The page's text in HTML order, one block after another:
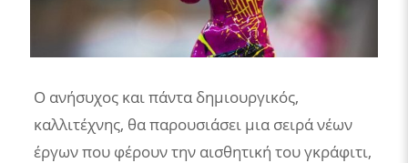
Ο ανήσυχος και πάντα δημιουργικός,
καλλιτέχνης, θα παρουσιάσει μια σειρά νέων
έργων που φέρουν την αισθητική του γκράφιτι,